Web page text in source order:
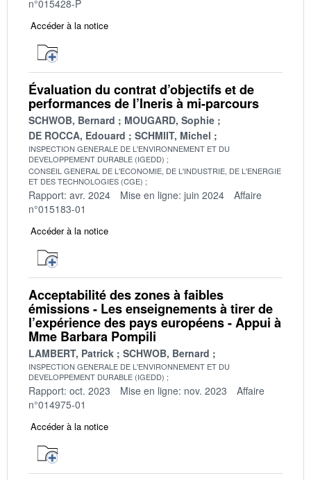
n°015428-P
Accéder à la notice
Évaluation du contrat d’objectifs et de
performances de l’Ineris à mi-parcours
SCHWOB, Bernard
MOUGARD, Sophie
DE ROCCA, Edouard
SCHMIIT, Michel
INSPECTION GENERALE DE L'ENVIRONNEMENT ET DU
DEVELOPPEMENT DURABLE (IGEDD)
CONSEIL GENERAL DE L'ECONOMIE, DE L'INDUSTRIE, DE L'ENERGIE
ET DES TECHNOLOGIES (CGE)
Rapport: avr. 2024 Mise en ligne: juin 2024
Affaire
n°015183-01
Accéder à la notice
Acceptabilité des zones à faibles
émissions - Les enseignements à tirer de
l’expérience des pays européens - Appui à
Mme Barbara Pompili
LAMBERT, Patrick SCHWOB, Bernard
INSPECTION GENERALE DE L'ENVIRONNEMENT ET DU
DEVELOPPEMENT DURABLE (IGEDD)
Rapport: oct. 2023 Mise en ligne: nov. 2023
Affaire
n°014975-01
Accéder à la notice